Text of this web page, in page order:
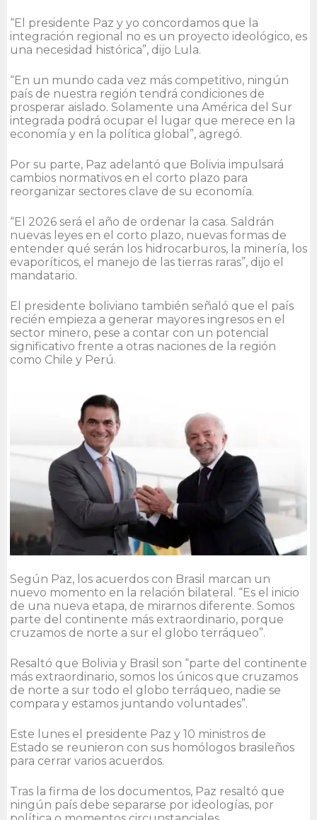
“El presidente Paz y yo concordamos que la
integración regional no es un proyecto ideológico, es
una necesidad histórica”, dijo Lula.
“En un mundo cada vez más competitivo, ningún
país de nuestra región tendrá condiciones de
prosperar aislado. Solamente una América del Sur
integrada podrá ocupar el lugar que merece en la
economía y en la política global”, agregó.
Por su parte, Paz adelantó que Bolivia impulsará
cambios normativos en el corto plazo para
reorganizar sectores clave de su economía.
“El 2026 será el año de ordenar la casa. Saldrán
nuevas leyes en el corto plazo, nuevas formas de
entender qué serán los hidrocarburos, la minería, los
evaporíticos, el manejo de las tierras raras”, dijo el
mandatario.
El presidente boliviano también señaló que el país
recién empieza a generar mayores ingresos en el
sector minero, pese a contar con un potencial
significativo frente a otras naciones de la región
como Chile y Perú.
Según Paz, los acuerdos con Brasil marcan un
nuevo momento en la relación bilateral. “Es el inicio
de una nueva etapa, de mirarnos diferente. Somos
parte del continente más extraordinario, porque
cruzamos de norte a sur el globo terráqueo”.
Resaltó que Bolivia y Brasil son “parte del continente
más extraordinario, somos los únicos que cruzamos
de norte a sur todo el globo terráqueo, nadie se
compara y estamos juntando voluntades”.
Este lunes el presidente Paz y 10 ministros de
Estado se reunieron con sus homólogos brasileños
para cerrar varios acuerdos.
Tras la firma de los documentos, Paz resaltó que
ningún país debe separarse por ideologías, por